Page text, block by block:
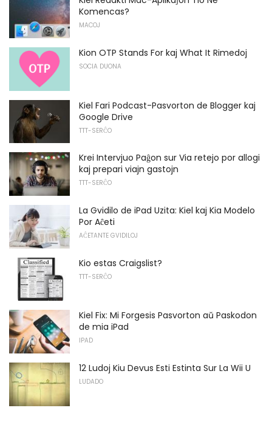
Komencas?
MACOJ
Kion OTP Stands For kaj What It Rimedoj
SOCIA DUONA
Kiel Fari Podcast-Pasvorton de Blogger kaj
Google Drive
TTT-SERĈO
Krei Intervjuo Paĝon sur Via retejo por allogi
kaj prepari viajn gastojn
TTT-SERĈO
La Gvidilo de iPad Uzita: Kiel kaj Kia Modelo
Por Aĉeti
AĈETANTE GVIDILOJ
Kio estas Craigslist?
TTT-SERĈO
Kiel Fix: Mi Forgesis Pasvorton aŭ Paskodon
de mia iPad
IPAD
12 Ludoj Kiu Devus Esti Estinta Sur La Wii U
LUDADO